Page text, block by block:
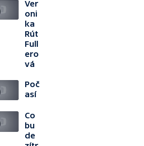
Ver
oni
ka
Rút
Full
ero
vá
Poč
así
Co
bu
de